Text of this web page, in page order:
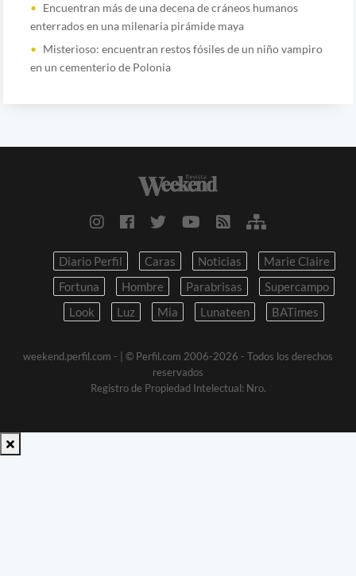
Encuentran más de una decena de cráneos humanos
enterrados en una milenaria pirámide maya
Misterioso: encuentran restos fósiles de un niño vampiro
en un cementerio de Polonia
Diario Perfil Caras Noticias
Marie Claire
Fortuna
Hombre Parabrisas
Supercampo
Look
Luz Mia Lunateen BATimes
weekend.perfil.com -
| © Perfil.com 2006-2026 - Todos los derechos
reservados
Registro de Propiedad Intelectual: Nro.